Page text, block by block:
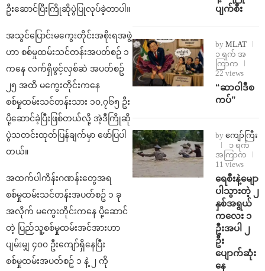
ဦးဆောင်ပြီးကြိုဆိုပွဲပြုလုပ်ခဲ့တာပါ။
အသွင်ပြောင်းမကွေးတိုင်းအစိုးရအဖွဲ့
ဟာ စစ်မှုထမ်းသင်တန်းအပတ်စဥ် ၁
ကနေ လက်ရှိဖွင့်လှစ်ဆဲ အပတ်စဥ်
၂၅ အထိ မကွေးတိုင်းကနေ
စစ်မှုထမ်းသင်တန်းသား ၁၀,၇၆၅ ဦး
ပို့ဆောင်ခဲ့ပြီးဖြစ်တယ်လို့ အဲ့ဒီကြိုဆို
ပွဲသတင်းထုတ်ပြန်ချက်မှာ ဖော်ပြပါ
တယ်။
အထက်ပါကိန်းဂဏန်းတွေအရ
စစ်မှုထမ်းသင်တန်းအပတ်စဥ် ၁ ခု
အလိုက် မကွေးတိုင်းကနေ ပို့ဆောင်
တဲ့ ပြည်သူ့စစ်မှုထမ်းအင်အားဟာ
ပျမ်းမျှ ၄၀၀ ဦးကျော်ရှိနေပြီး
စစ်မှုထမ်းအပတ်စဥ် ၁ နဲ့ ၂ ကို
ပျက်စီး
by MLAT
၁ ရက် အ
ကြာက
22 views
“ဆာဝါဒီစ
ကပ်”
by ကျော်ကြီး
၁ ရက်
အကြာက
11 views
ရေစီးနဲ့မျော
ပါသွားတဲ့ ၂
နှစ်အရွယ်
ကလေး ၁
ဦးအပါ ၂
ဦး
ပျောက်ဆုံး
နေ